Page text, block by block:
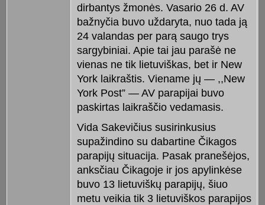
dirbantys žmonės. Vasario 26 d. AV
bažnyčia buvo uždaryta, nuo tada ją
24 valandas per parą saugo trys
sargybiniai. Apie tai jau parašė ne
vienas ne tik lietuviškas, bet ir New
York laikraštis. Viename jų — ,,New
York Post” — AV parapijai buvo
paskirtas laikraščio vedamasis.
Vida Sakevičius susirinkusius
supažindino su dabartine Čikagos
parapijų situacija. Pasak pranešėjos,
anksčiau Čikagoje ir jos apylinkėse
buvo 13 lietuviškų parapijų, šiuo
metu veikia tik 3 lietuviškos parapijos